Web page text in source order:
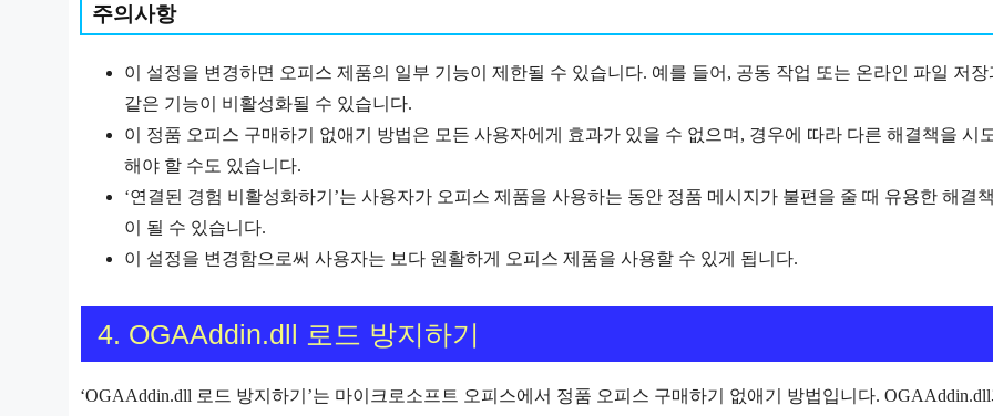
주의사항
이 설정을 변경하면 오피스 제품의 일부 기능이 제한될 수 있습니다. 예를 들어, 공동 작업 또는 온라인 파일 저장
같은 기능이 비활성화될 수 있습니다.
이 정품 오피스 구매하기 없애기 방법은 모든 사용자에게 효과가 있을 수 없으며, 경우에 따라 다른 해결책을 시
해야 할 수도 있습니다.
‘연결된 경험 비활성화하기’는 사용자가 오피스 제품을 사용하는 동안 정품 메시지가 불편을 줄 때 유용한 해결
이 될 수 있습니다.
이 설정을 변경함으로써 사용자는 보다 원활하게 오피스 제품을 사용할 수 있게 됩니다.
4. OGAAddin.dll 로드 방지하기
‘OGAAddin.dll 로드 방지하기’는 마이크로소프트 오피스에서 정품 오피스 구매하기 없애기 방법입니다.